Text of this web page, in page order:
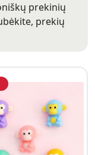
prekinių
prekių